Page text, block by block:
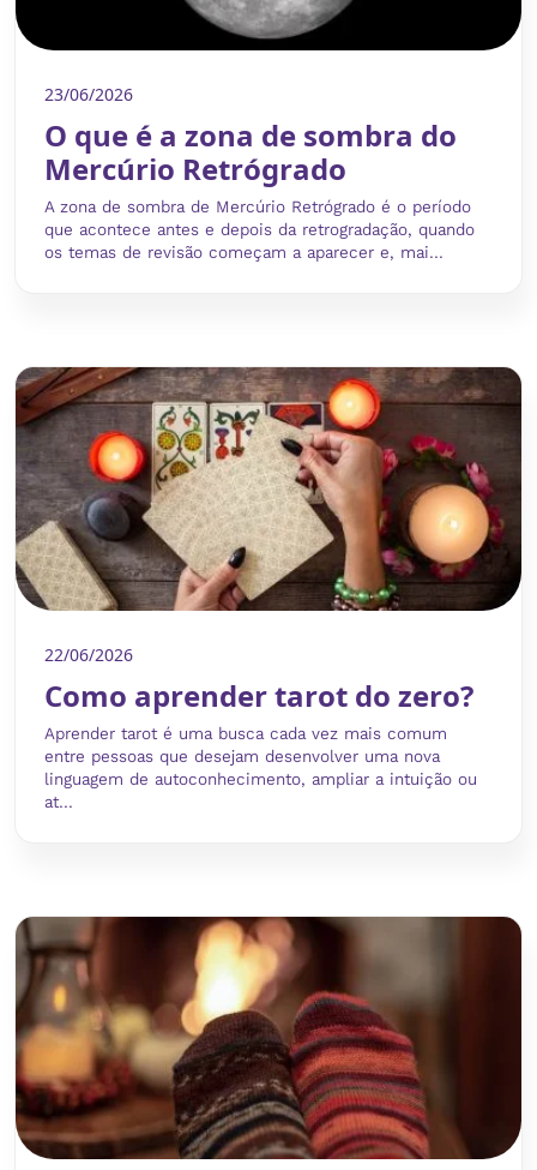
23/06/2026
O que é a zona de sombra do
Mercúrio Retrógrado
A zona de sombra de Mercúrio Retrógrado é o período
que acontece antes e depois da retrogradação, quando
os temas de revisão começam a aparecer e, mai...
22/06/2026
Como aprender tarot do zero?
Aprender tarot é uma busca cada vez mais comum
entre pessoas que desejam desenvolver uma nova
linguagem de autoconhecimento, ampliar a intuição ou
at...